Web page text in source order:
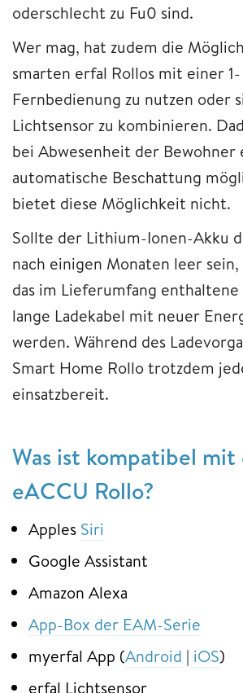
oderschlecht zu Fu0 sind.
Wer mag, hat zudem die
smarten erfal Rollos mit einer 1-
Fernbedienung zu nutzen oder
Lichtsensor zu kombinieren.
bei Abwesenheit der Bewohner
automatische Beschattung
bietet diese Möglichkeit nicht.
Sollte der Lithium-Ionen-Akku
nach einigen Monaten leer
das im Lieferumfang
lange Ladekabel mit neuer
werden. Während des
Smart Home Rollo trotzdem
einsatzbereit.
Was ist kompatibel
eACCU Rollo?
Apples Siri
Google Assistant
Amazon Alexa
App-Box der EAM-Serie
myerfal App (Android | iOS)
erfal Lichtsensor